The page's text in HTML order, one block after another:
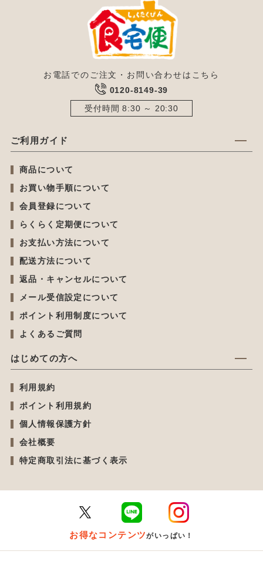
お電話でのご注文・お問い合わせはこちら
0120-8149-39
受付時間 8:30 ～ 20:30
ご利用ガイド
商品について
お買い物手順について
会員登録について
らくらく定期便について
お支払い方法について
配送方法について
返品・キャンセルについて
メール受信設定について
ポイント利用制度について
よくあるご質問
はじめての方へ
利用規約
ポイント利用規約
個人情報保護方針
会社概要
特定商取引法に基づく表示
お得なコンテンツがいっぱい！